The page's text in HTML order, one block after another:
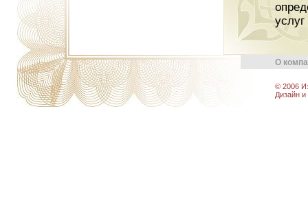
О
© 2006
Дизайн